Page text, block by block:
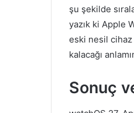
şu şekilde
yazık ki Apple
eski nesil cihaz
kalacağı
Sonuç